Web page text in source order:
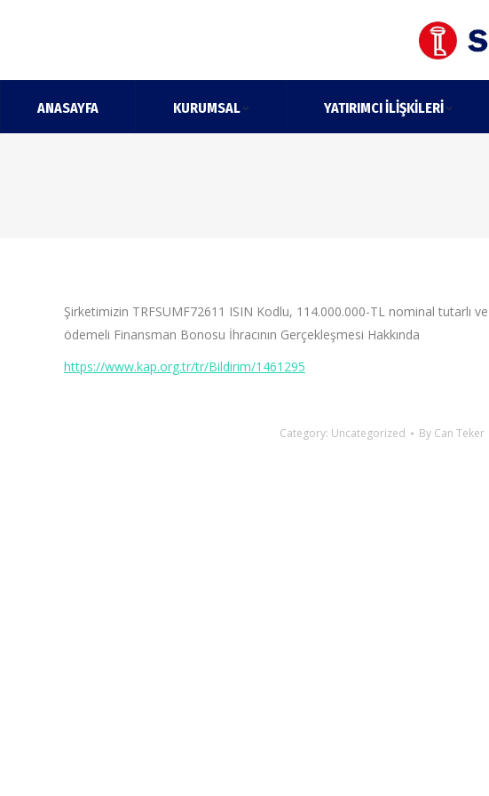
ANASAYFA KURUMSAL YATIRIMCI İLIŞKILERI
Şirketimizin TRFSUMF72611 ISIN Kodlu, 114.000.000-TL nominal tutarlı
ödemeli Finansman Bonosu İhracının Gerçekleşmesi Hakkında
https://www.kap.org.tr/tr/Bildirim/1461295
Category: Uncategorized By Can Teker